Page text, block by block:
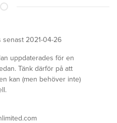
senast 2021-04-26
uppdaterades för en
Tänk därför på att
kan (men behöver inte)